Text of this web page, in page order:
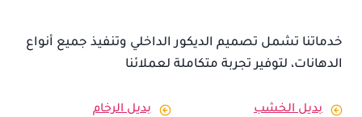
خدماتنا تشمل تصميم الديكور الداخلي وتنفيذ جميع أنواع
الدهانات، لتوفير تجربة متكاملة لعملائنا
بديل الخشب
بديل الرخام